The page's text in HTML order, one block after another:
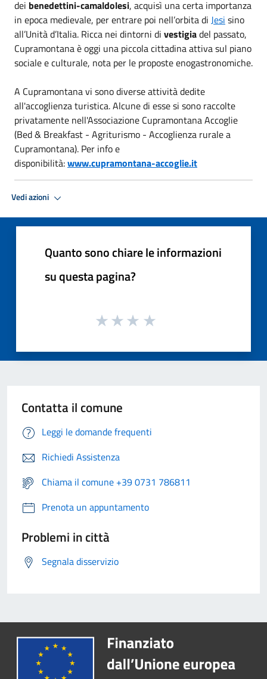
dei benedettini-camaldolesi, acquisì una certa importanza
in epoca medievale, per entrare poi nell’orbita di Jesi sino
all’Unità d’Italia. Ricca nei dintorni di vestigiadel passato,
Cupramontana è oggi una piccola cittadina attiva sul piano
sociale e culturale, nota per le proposte enogastronomiche.
A Cupramontana vi sono diverse attività dedite
all'accoglienza turistica. Alcune di esse si sono raccolte
privatamente nell'Associazione Cupramontana Accoglie
(Bed & Breakfast - Agriturismo - Accoglienza rurale a
Cupramontana). Per info e
disponibilità:www.cupramontana-accoglie.it
Vedi azioni
Quanto sono chiare le informazioni
su questa pagina?
Contatta il comune
Leggi le domande frequenti
Richiedi Assistenza
Chiama il comune +39 0731 786811
Prenota un appuntamento
Problemi in città
Segnala disservizio